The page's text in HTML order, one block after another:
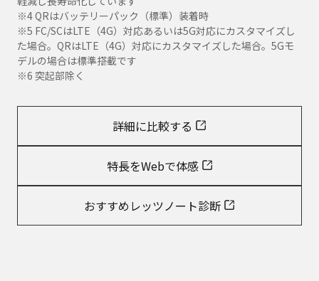
※4 QRはバッテリーパック（標準）装着時
※5 FC/SCはLTE（4G）対応あるいは5G対応にカスタマイズし
た場合。QRはLTE（4G）対応にカスタマイズした場合。5Gモ
デルの場合は標準搭載です
※6 突起部除く
詳細に比較する
特長をWebで体感
おすすめレッツノート診断